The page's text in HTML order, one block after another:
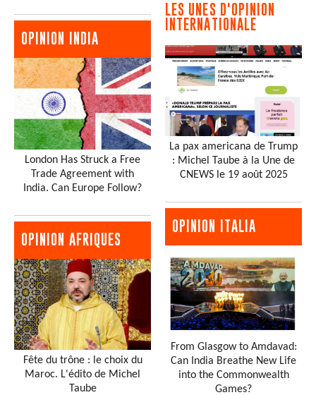
OPINION INDIA
London Has Struck a Free
Trade Agreement with
India. Can Europe Follow?
OPINION AFRIQUES
Fête du trône : le choix du
Maroc. L'édito de Michel
Taube
LES UNES D'OPINION
INTERNATIONALE
La pax americana de Trump
: Michel Taube à la Une de
CNEWS le 19 août 2025
OPINION ITALIA
From Glasgow to Amdavad:
Can India Breathe New Life
into the Commonwealth
Games?